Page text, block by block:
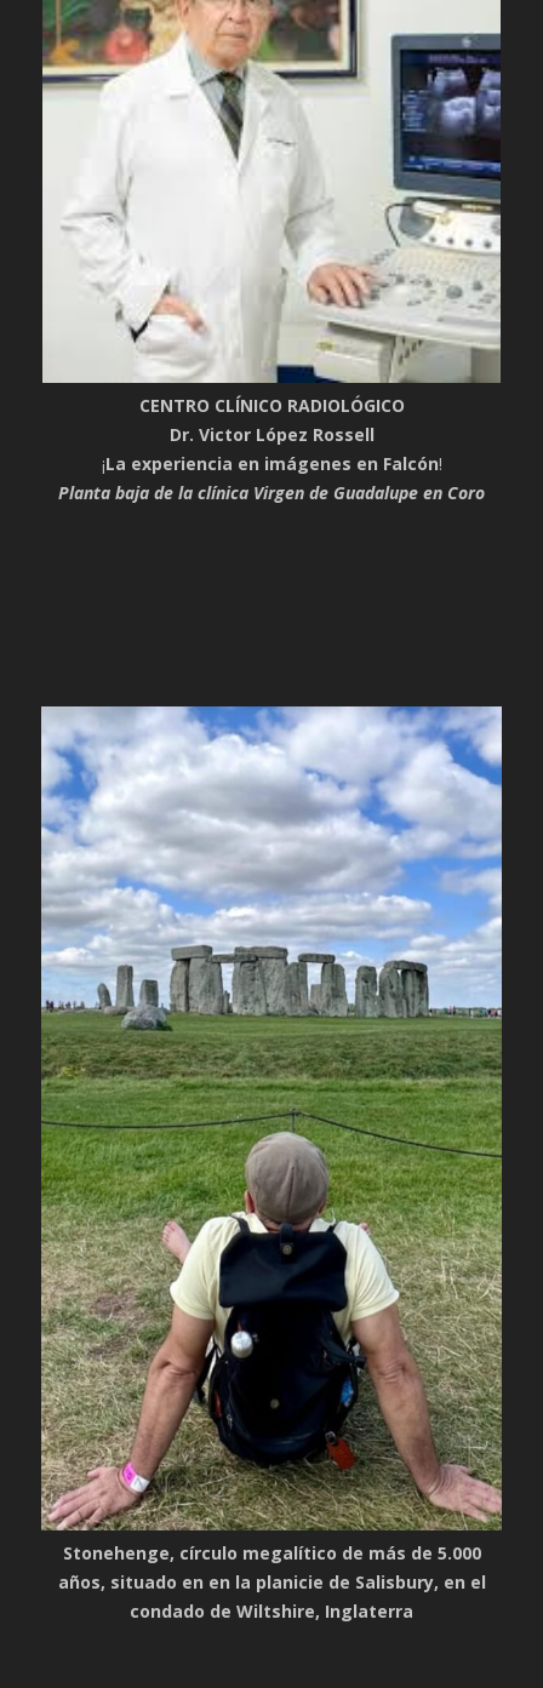
CENTRO CLÍNICO RADIOLÓGICO
Dr. Victor López Rossell
¡La experiencia en imágenes en Falcón!
Planta baja de la clínica Virgen de Guadalupe en Coro
Stonehenge, círculo megalítico de más de 5.000
años, situado en en la planicie de Salisbury, en el
condado de Wiltshire, Inglaterra